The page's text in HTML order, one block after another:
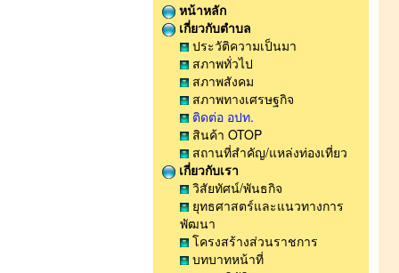
หน้าหลัก
เกี่ยวกับตำบล
ประวัติความเป็นมา
สภาพทั่วไป
สภาพสังคม
สภาพทางเศรษฐกิจ
ติดต่อ อปท.
สินค้า OTOP
สถานที่สำคัญ/แหล่งท่องเที่ยว
เกี่ยวกับเรา
วิสัยทัศน์/พันธกิจ
ยุทธศาสตร์และแนวทางการ
พัฒนา
โครงสร้างส่วนราชการ
บทบาทหน้าที่